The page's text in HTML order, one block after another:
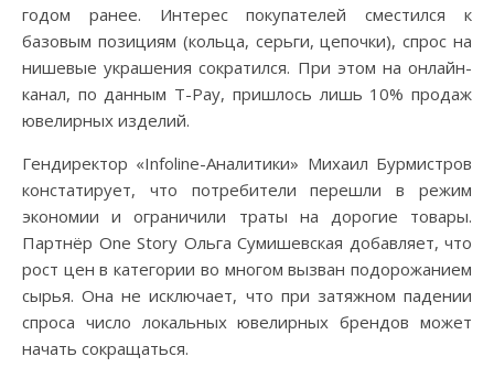
годом ранее. Интерес покупателей сместился к
базовым позициям (кольца, серьги, цепочки), спрос на
нишевые украшения сократился. При этом на онлайн-
канал, по данным T-Pay, пришлось лишь 10% продаж
ювелирных изделий.
Гендиректор «Infoline-Аналитики» Михаил Бурмистров
констатирует, что потребители перешли в режим
экономии и ограничили траты на дорогие товары.
Партнёр One Story Ольга Сумишевская добавляет, что
рост цен в категории во многом вызван подорожанием
сырья. Она не исключает, что при затяжном падении
спроса число локальных ювелирных брендов может
начать сокращаться.